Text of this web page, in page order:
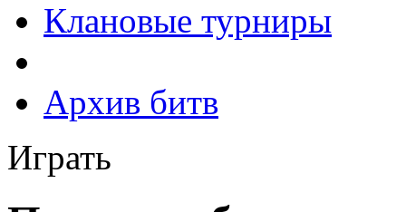
Клановые турниры
Архив битв
Играть